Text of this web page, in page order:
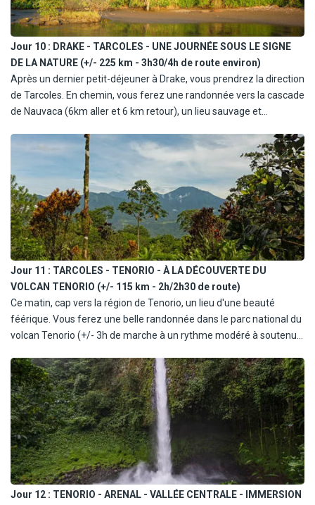
Jour 10 : DRAKE - TARCOLES - UNE JOURNÉE SOUS LE SIGNE
DE LA NATURE (+/- 225 km - 3h30/4h de route environ)
Après un dernier petit-déjeuner à Drake, vous prendrez la direction
de Tarcoles. En chemin, vous ferez une randonnée vers la cascade
de Nauvaca (6km aller et 6 km retour), un lieu sauvage et
tropicales, est le cadre idéal pour une baignade rafraîchissante et
une séance photo inoubliable. L'après-midi, route vers Tarcoles, où
vous passerez la nuit dans un cadre tranquille.
Jour 11 : TARCOLES - TENORIO - À LA DÉCOUVERTE DU
VOLCAN TENORIO (+/- 115 km - 2h/2h30 de route)
Ce matin, cap vers la région de Tenorio, un lieu d'une beauté
féérique. Vous ferez une belle randonnée dans le parc national du
volcan Tenorio (+/- 3h de marche à un rythme modéré à soutenue
Rio Celeste, une rivière aux eaux d'un bleu éclatant. Ce
phénomène naturel, dû à des réactions chimiques liées à l'activité
volcanique, crée un paysage d'une rare beauté. Vous aurez
l'opportunité d'observer la flore et la faune locales, avant de
rejoindre votre hébergement pour un dîner et une nuit reposante.
Jour 12 : TENORIO - ARENAL - VALLÉE CENTRALE - IMMERSION